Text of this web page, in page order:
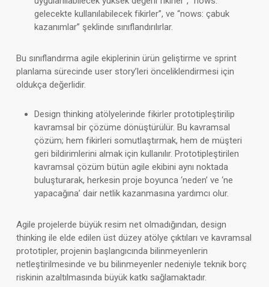
gelecekte kullanılabilecek fikirler”, ve “nows: çabuk
kazanımlar” şeklinde sınıflandırılırlar.
Bu sınıflandırma agile ekiplerinin ürün geliştirme ve sprint
planlama sürecinde user story’leri önceliklendirmesi için
oldukça değerlidir.
Design thinking atölyelerinde fikirler prototipleştirilip
kavramsal bir çözüme dönüştürülür. Bu kavramsal
çözüm; hem fikirleri somutlaştırmak, hem de müşteri
geri bildirimlerini almak için kullanılır. Prototipleştirilen
kavramsal çözüm bütün agile ekibini aynı noktada
buluşturarak, herkesin proje boyunca ‘neden’ ve ‘ne
yapacağına’ dair netlik kazanmasına yardımcı olur.
Agile projelerde büyük resim net olmadığından, design
thinking ile elde edilen üst düzey atölye çıktıları ve kavramsal
prototipler, projenin başlangıcında bilinmeyenlerin
netleştirilmesinde ve bu bilinmeyenler nedeniyle teknik borç
riskinin azaltılmasında büyük katkı sağlamaktadır.